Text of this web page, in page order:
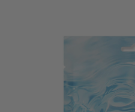
hviezdičiek.